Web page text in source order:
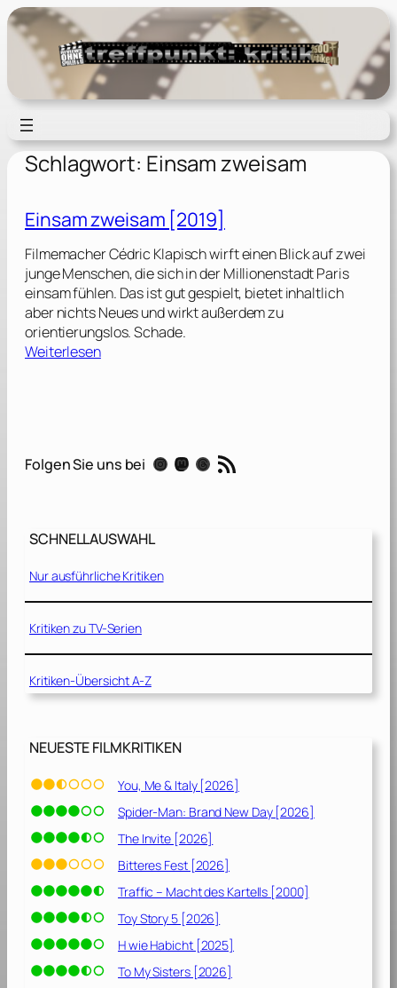
Zum
Inhalt
springen
Schlagwort: Einsam zweisam
Einsam zweisam [2019]
Filmemacher Cédric Klapisch wirft einen Blick auf zwei
junge Menschen, die sich in der Millionenstadt Paris
einsam fühlen. Das ist gut gespielt, bietet inhaltlich
aber nichts Neues und wirkt außerdem zu
orientierungslos. Schade.
Weiterlesen:
m
i
a
m
[
1
9
Folgen Sie uns bei Instagram Mastodon Threads RSS-Feed
SCHNELLAUSWAHL
Nur ausführliche Kritiken
Kritiken zu TV-Serien
Kritiken-Übersicht A-Z
NEUESTE FILMKRITIKEN
You, Me & Italy [2026]
Spider-Man: Brand New Day [2026]
The Invite [2026]
Bitteres Fest [2026]
Traffic – Macht des Kartells [2000]
Toy Story 5 [2026]
H wie Habicht [2025]
To My Sisters [2026]